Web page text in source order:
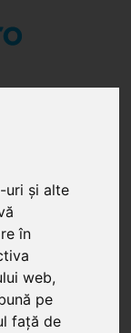
uri și alte
în
web,
pe
față de